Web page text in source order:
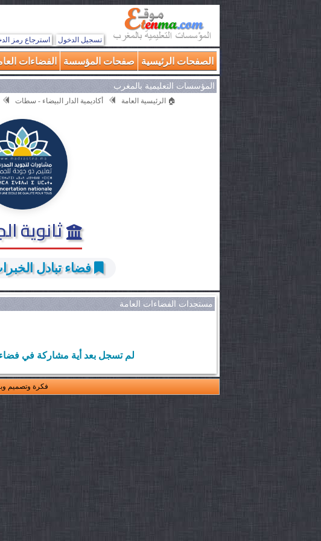
تسجيل الدخول استرجاع رمز
الصفحات الرئيسية صفحات المؤسسة الفضاءات
المؤسسات التعليمية بالمغرب
🏠 الرئيسية العامة أكاديمية الدار البيضاء - سطات
ثانوية
فضاء تبادل
مستجدات الفضاءات العامة
لم تسجل بعد أية مشاركة في فضاء
فكرة وتصميم